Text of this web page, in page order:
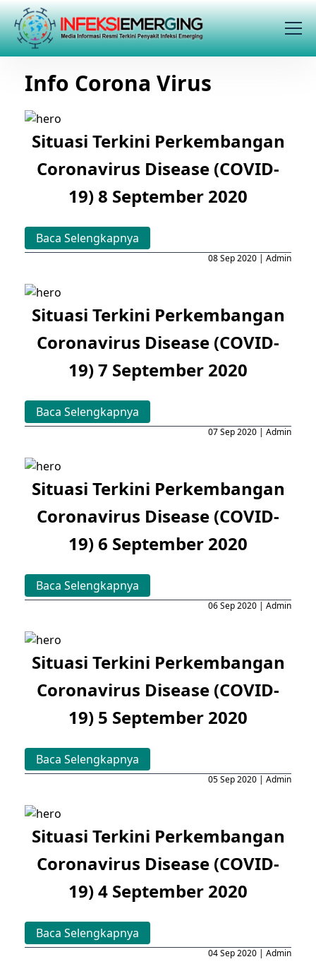
Info Corona Virus
Situasi Terkini Perkembangan
Coronavirus Disease (COVID-
19) 8 September 2020
Baca Selengkapnya
08 Sep 2020 | Admin
Situasi Terkini Perkembangan
Coronavirus Disease (COVID-
19) 7 September 2020
Baca Selengkapnya
07 Sep 2020 | Admin
Situasi Terkini Perkembangan
Coronavirus Disease (COVID-
19) 6 September 2020
Baca Selengkapnya
06 Sep 2020 | Admin
Situasi Terkini Perkembangan
Coronavirus Disease (COVID-
19) 5 September 2020
Baca Selengkapnya
05 Sep 2020 | Admin
Situasi Terkini Perkembangan
Coronavirus Disease (COVID-
19) 4 September 2020
Baca Selengkapnya
04 Sep 2020 | Admin